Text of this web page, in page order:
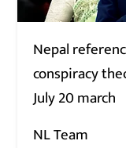
Nepal
conspiracy
July 20 march
NL Team